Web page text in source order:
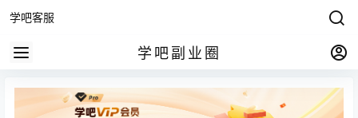
学吧客服
学吧副业圈